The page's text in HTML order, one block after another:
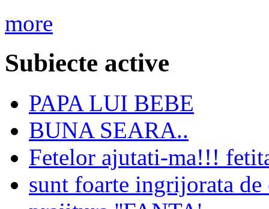
more
Subiecte active
PAPA LUI BEBE
BUNA SEARA..
Fetelor ajutati-ma!!!
sunt foarte ingrijorata